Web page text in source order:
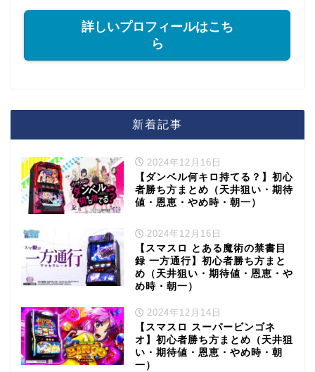
詳しいプロフィールはこち
ら
新着記事
2024年12月16日
【ダンベル何キロ持てる？】初心
者勝ち方まとめ（天井狙い・期待
値・恩恵・やめ時・朝一）
2024年12月16日
【スマスロ とある魔術の禁書目
録 一方通行】初心者勝ち方まと
め（天井狙い・期待値・恩恵・や
め時・朝一）
2024年12月14日
【スマスロ スーパービンゴネ
オ】初心者勝ち方まとめ（天井狙
い・期待値・恩恵・やめ時・朝
一）